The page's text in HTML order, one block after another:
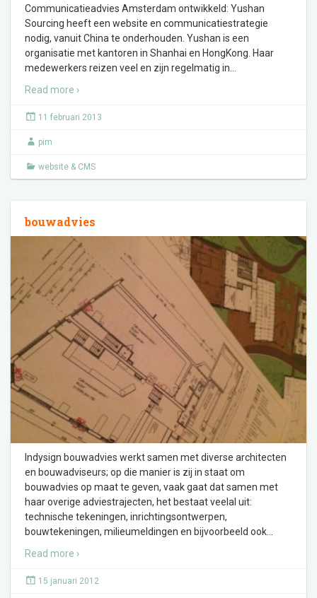
Communicatieadvies Amsterdam ontwikkeld: Yushan
Sourcing heeft een website en communicatiestrategie
nodig, vanuit China te onderhouden. Yushan is een
organisatie met kantoren in Shanhai en HongKong. Haar
medewerkers reizen veel en zijn regelmatig in
Read more ›
11 februari 2013
pim
website & CMS
bouwadvies
Indysign bouwadvies werkt samen met diverse architecten
en bouwadviseurs; op die manier is zij in staat om
bouwadvies op maat te geven, vaak gaat dat samen met
haar overige adviestrajecten, het bestaat veelal uit:
technische tekeningen, inrichtingsontwerpen,
bouwtekeningen, milieumeldingen en bijvoorbeeld ook
Read more ›
15 januari 2012